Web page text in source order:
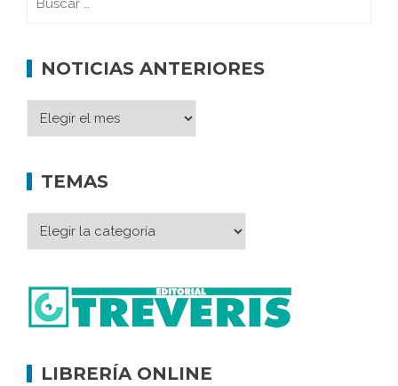
NOTICIAS ANTERIORES
TEMAS
LIBRERÍA ONLINE